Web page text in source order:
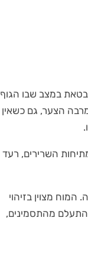
במצב שבו הגוף
הצער, גם כשאין
השרירים, רעד
מצוין בזיהוי
להתעלם מהתסמינים,